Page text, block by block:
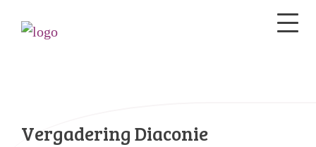
Vergadering Diaconie